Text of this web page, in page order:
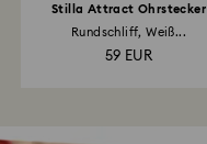
Stilla Attract Ohrstecker
Rundschliff, Weiß...
59 EUR